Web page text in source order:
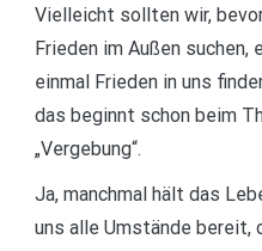
Vielleicht sollten wir,
Frieden im Außen suchen,
einmal Frieden in uns
das beginnt schon beim
„Vergebung“.
Ja, manchmal hält das
uns alle Umstände bereit,